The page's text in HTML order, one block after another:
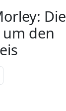
Die
den